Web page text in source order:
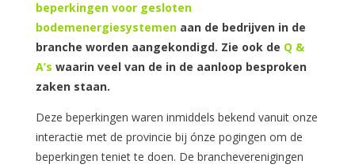
beperkingen voor gesloten
bodemenergiesystemen aan de bedrijven in de
branche worden aangekondigd. Zie ook de Q &
A’s waarin veel van de in de aanloop besproken
zaken staan.
Deze beperkingen waren inmiddels bekend vanuit onze
interactie met de provincie bij ónze pogingen om de
beperkingen teniet te doen. De brancheverenigingen